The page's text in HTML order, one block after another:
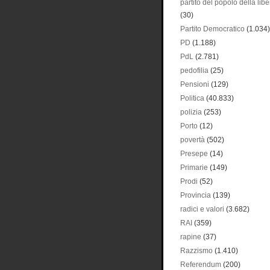
partito del popolo della
(30)
Partito Democratico (1.034)
PD (1.188)
PdL (2.781)
pedofilia (25)
Pensioni (129)
Politica (40.833)
polizia (253)
Porto (12)
povertà (502)
Presepe (14)
Primarie (149)
Prodi (52)
Provincia (139)
radici e valori (3.682)
RAI (359)
rapine (37)
Razzismo (1.410)
Referendum (200)